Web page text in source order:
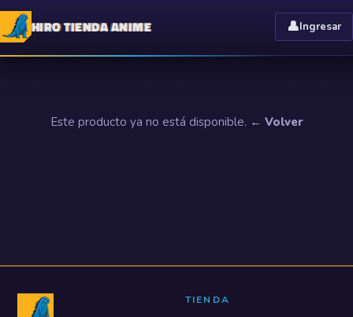
HIRO TIENDA ANIME 👤Ingresar
Este producto ya no está disponible. ← Volver
TIENDA